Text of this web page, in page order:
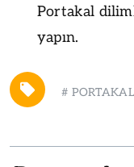
Portakal
yapın.
# PORTAKAL